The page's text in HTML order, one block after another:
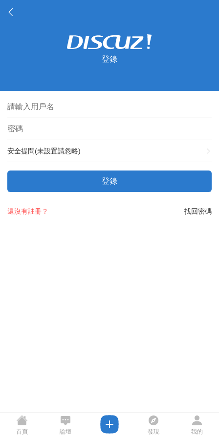
登錄
安全提問(未設置請忽略)
登錄
找回密碼
還沒有註冊？
首頁 論壇 發現 我的